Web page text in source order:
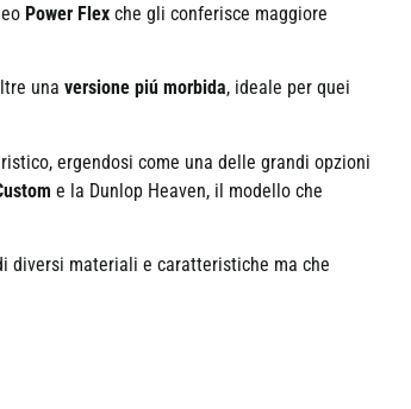
Power Flex che gli conferisce maggiore
una versione piú morbida, ideale per quei
ergendosi come una delle grandi opzioni
e la Dunlop Heaven, il modello che
diversi materiali e caratteristiche ma che